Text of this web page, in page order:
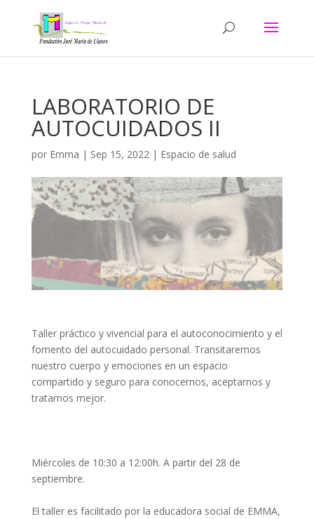
LABORATORIO DE
AUTOCUIDADOS II
por Emma | Sep 15, 2022| Espacio de salud
Taller práctico y vivencial para el autoconocimiento y el
fomento del autocuidado personal. Transitaremos
nuestro cuerpo y emociones en un espacio
compartido y seguro para conocernos, aceptarnos y
tratarnos mejor.
Miércoles de 10:30 a 12:00h. A partir del 28 de
septiembre.
El taller es facilitado por la educadora social de EMMA,